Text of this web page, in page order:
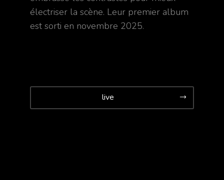
électriser la scène. Leur premier album
est sorti en novembre 2025.
live